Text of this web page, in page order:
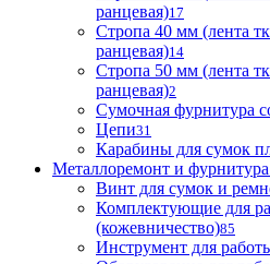
ранцевая)17
Стропа 40 мм (лента
ранцевая)14
Стропа 50 мм (лента
ранцевая)2
Сумочная фурнитура
Цепи31
Карабины для сумок
Металлоремонт и фурнитура
Винт для сумок и
Комплектующие для
(кожевничество)85
Инструмент для